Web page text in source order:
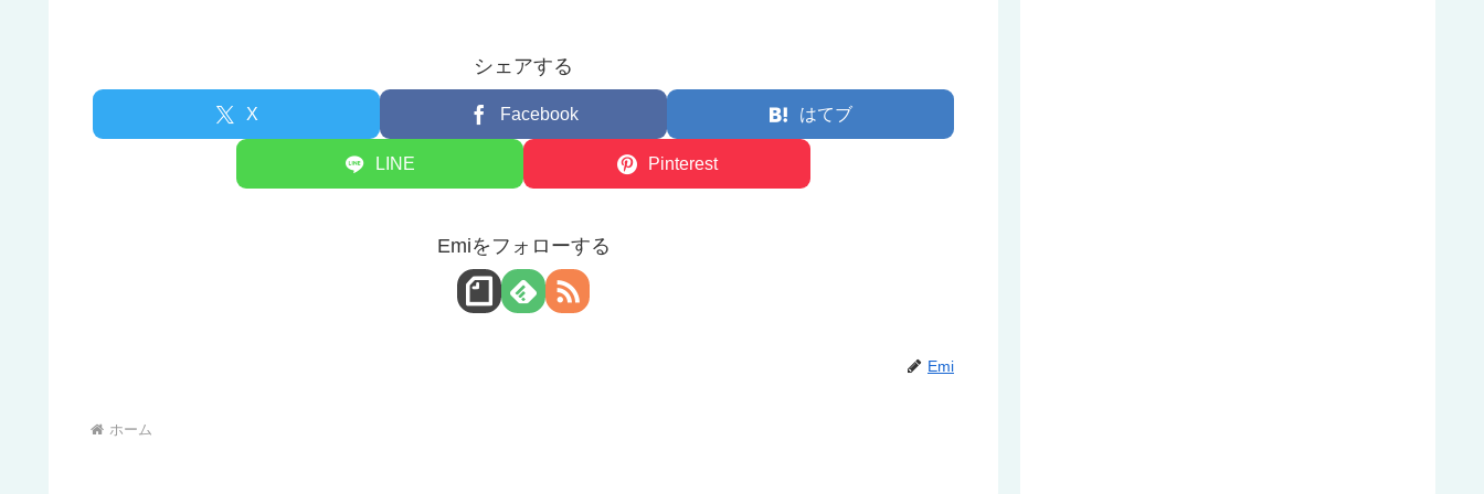
シェアする
X Facebook はてブ
LINE Pinterest
Emiをフォローする
Emi
ホーム